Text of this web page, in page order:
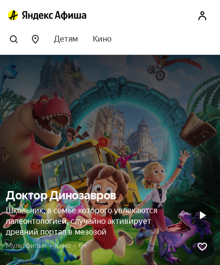
Детям Кино
Доктор Динозавров
Школьник, в семье которого увлекаются
палеонтологией, случайно активирует
древний портал в мезозой
Мультфильм  •  Кино  •  6+